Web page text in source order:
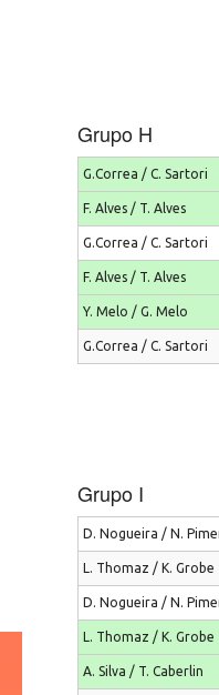
Grupo H
G.Correa / C. Sartori
F. Alves / T. Alves
G.Correa / C. Sartori
F. Alves / T. Alves
Y. Melo / G. Melo
G.Correa / C. Sartori
Grupo I
D. Nogueira / N.
L. Thomaz / K. Grobe
D. Nogueira / N.
L. Thomaz / K. Grobe
A. Silva / T. Caberlin